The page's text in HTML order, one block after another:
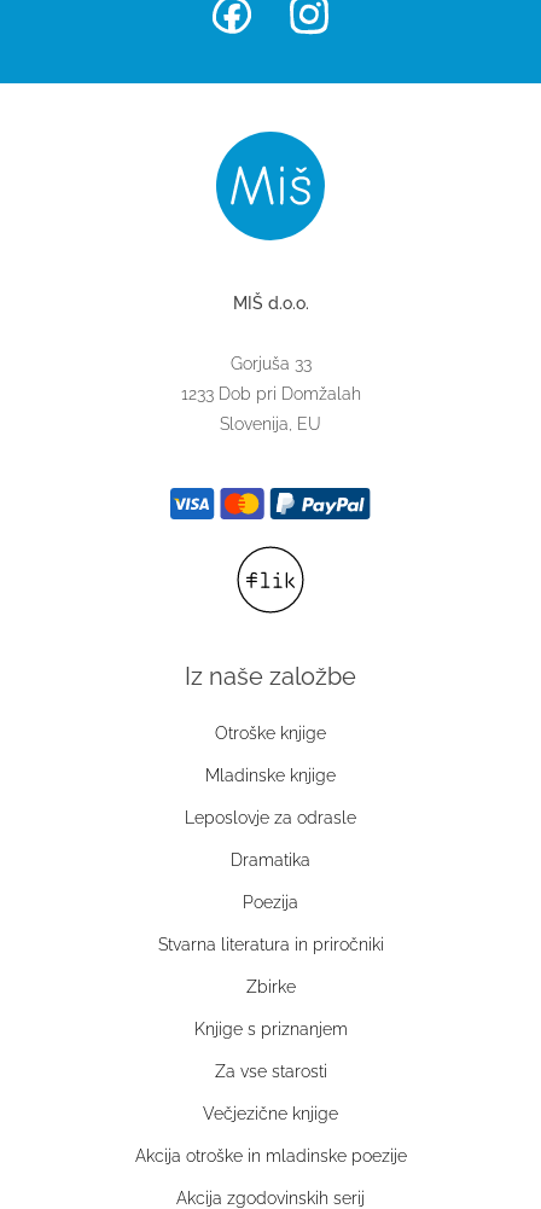
MIŠ d.o.o.
Gorjuša 33
1233 Dob pri Domžalah
Slovenija, EU
Iz naše založbe
Otroške knjige
Mladinske knjige
Leposlovje za odrasle
Dramatika
Poezija
Stvarna literatura in priročniki
Zbirke
Knjige s priznanjem
Za vse starosti
Večjezične knjige
Akcija otroške in mladinske poezije
Akcija zgodovinskih serij